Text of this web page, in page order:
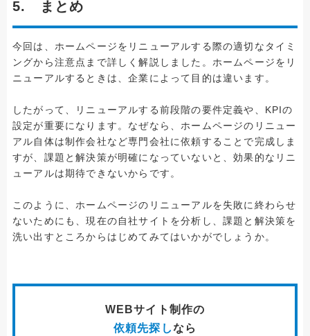
5. まとめ
今回は、ホームページをリニューアルする際の適切なタイミ
ングから注意点まで詳しく解説しました。ホームページをリ
ニューアルするときは、企業によって目的は違います。
したがって、リニューアルする前段階の要件定義や、KPIの
設定が重要になります。なぜなら、ホームページのリニュー
アル自体は制作会社など専門会社に依頼することで完成しま
すが、課題と解決策が明確になっていないと、効果的なリニ
ューアルは期待できないからです。
このように、ホームページのリニューアルを失敗に終わらせ
ないためにも、現在の自社サイトを分析し、課題と解決策を
洗い出すところからはじめてみてはいかがでしょうか。
WEBサイト制作の
依頼先探しなら